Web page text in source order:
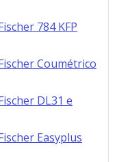
784 KFP
Coumétrico
DL31 e
Easyplus